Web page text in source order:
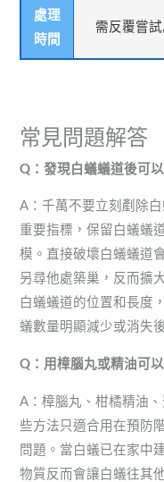
處理
時間
需反覆嘗
常見問題解答
Q ：發現白蟻蟻道後可
A：千萬不要立刻剷除
重要指標，保留白蟻蟻
模。直接破壞白蟻蟻道
另尋他處築巢，反而擴
白蟻蟻道的位置和長度
蟻數量明顯減少或消失
Q ：用樟腦丸或精油可
A：樟腦丸、柑橘精油
些方法只適合用在預防
問題。當白蟻已在家中
物質反而會讓白蟻往其